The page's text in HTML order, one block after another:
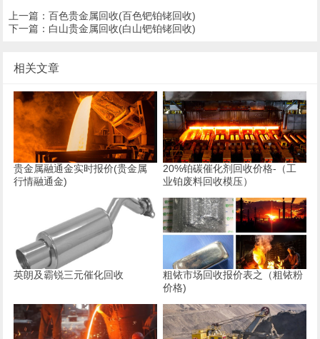
上一篇：百色贵金属回收(百色钯铂铑回收)
下一篇： 白山贵金属回收(白山钯铂铑回收)
相关文章
贵金属融通金实时报价(贵金属
行情融通金)
20%铂碳催化剂回收价格-（工
业铂废料回收模压）
英朗及霸锐三元催化回收
粗铱市场回收报价表之（粗铱粉
价格)